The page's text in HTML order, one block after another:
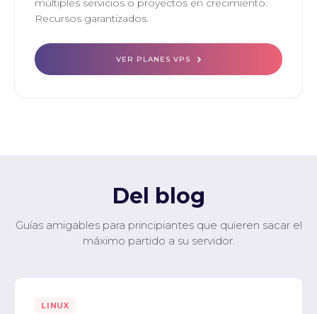
múltiples servicios o proyectos en crecimiento.
Recursos garantizados.
VER PLANES VPS
Del blog
Guías amigables para principiantes que quieren sacar el
máximo partido a su servidor.
LINUX